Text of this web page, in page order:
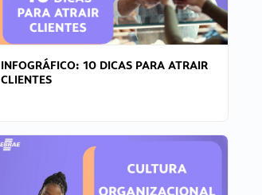
INFOGRÁFICO: 10 DICAS PARA ATRAIR
CLIENTES